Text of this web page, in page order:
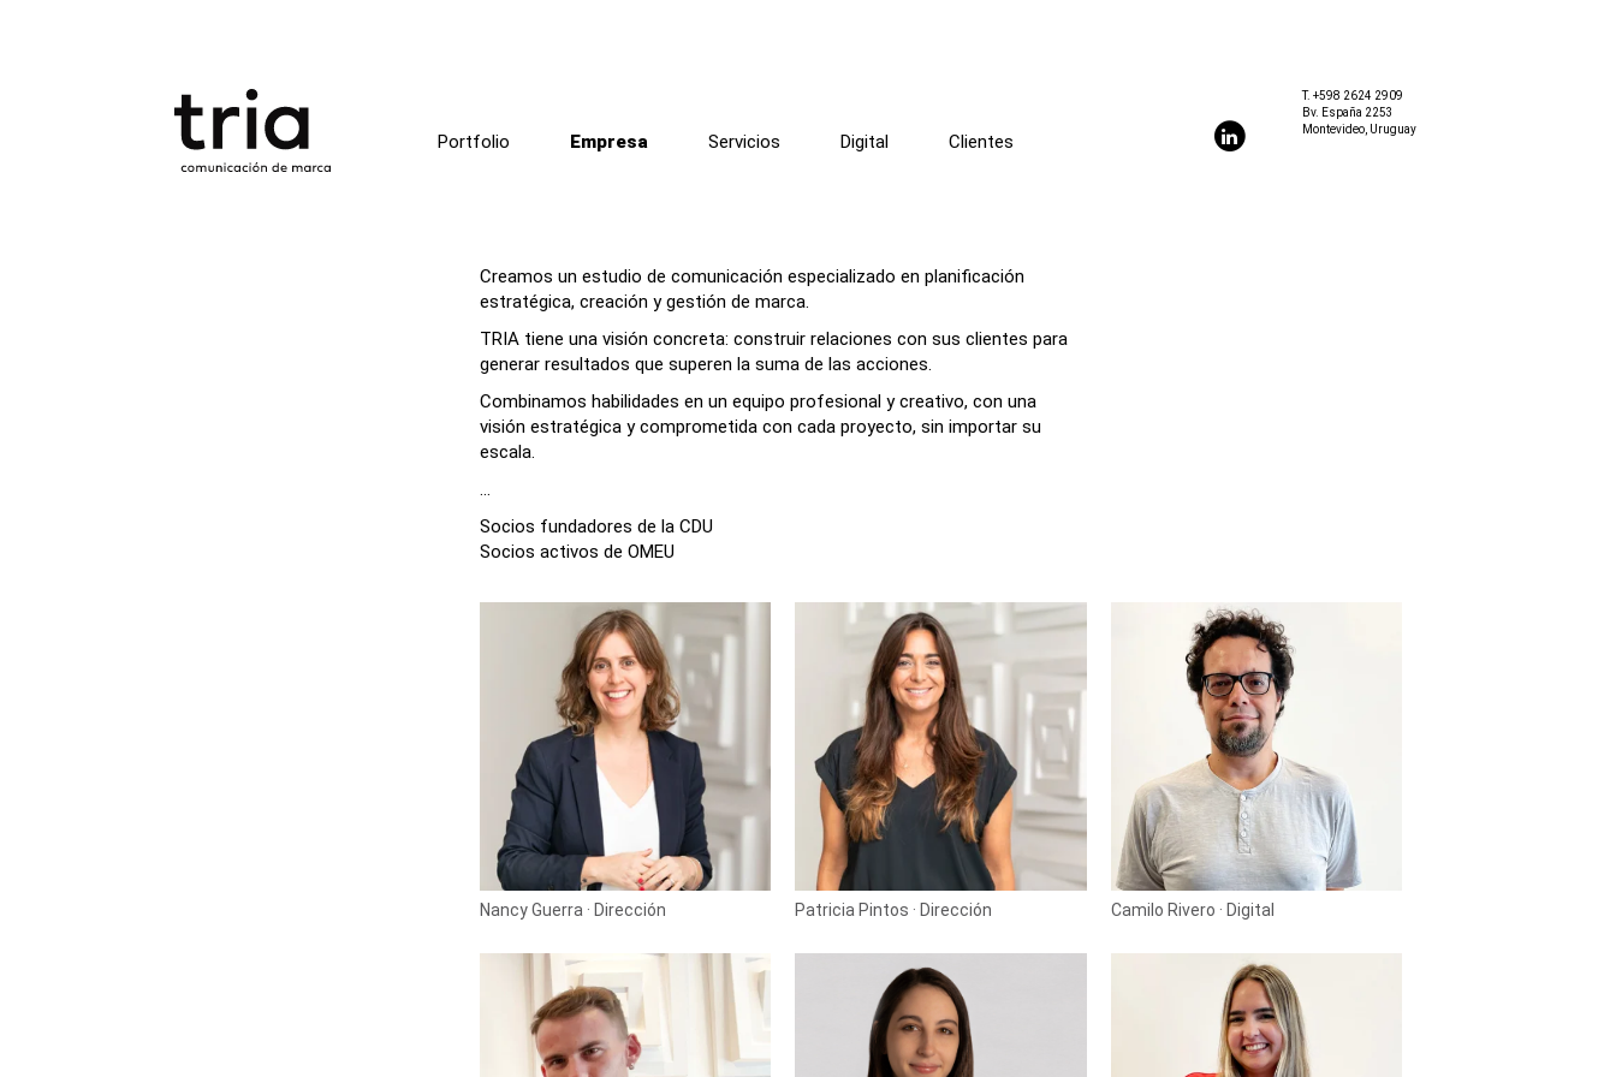
Portfolio Empresa Servicios Digital Clientes
T. +598 2624 2909
Bv. España 2253
Montevideo, Uruguay
Creamos un estudio de comunicación especializado en planificación
estratégica, creación y gestión de marca.
TRIA tiene una visión concreta: construir relaciones con sus clientes para
generar resultados que superen la suma de las acciones.
Combinamos habilidades en un equipo profesional y creativo, con una
visión estratégica y comprometida con cada proyecto, sin importar su
escala.
…
Socios fundadores de la CDU
Socios activos de OMEU
Nancy Guerra · Dirección Patricia Pintos · Dirección Camilo Rivero · Digital